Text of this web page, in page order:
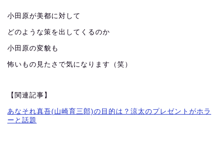
小田原が美都に対して
どのような策を出してくるのか
小田原の変貌も
怖いもの見たさで気になります（笑）
【関連記事】
あなそれ真吾(山崎育三郎)の目的は？涼太のプレゼントがホラ
ーと話題